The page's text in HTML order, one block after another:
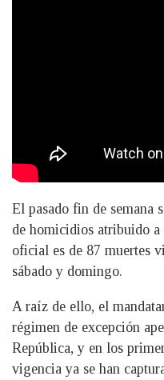
El pasado fin de semana
de homicidios atribuido
oficial es de 87 muertes
sábado y domingo.
A raíz de ello, el
régimen de excepción
República, y en los
vigencia ya se han